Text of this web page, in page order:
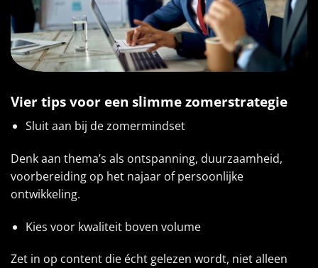
Vier tips voor een slimme zomerstrategie
Sluit aan bij de zomermindset
Denk aan thema’s als ontspanning, duurzaamheid,
voorbereiding op het najaar of persoonlijke
ontwikkeling.
Kies voor kwaliteit boven volume
Zet in op content die écht gelezen wordt, niet alleen